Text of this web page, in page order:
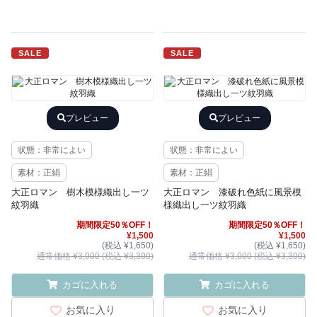
SALE
プレビュー
状態：非常によい
素材：正絹
大正ロマン 樹木模様織出し一ツ
紋羽織
期間限定50％OFF！
¥1,500
(税込 ¥1,650)
通常価格 ¥3,000 (税込 ¥3,300)
カゴに入れる
お気に入り
SALE
プレビュー
状態：非常によい
素材：正絹
大正ロマン 漆破れ色紙に風景模
様織出し一ツ紋羽織
期間限定50％OFF！
¥1,500
(税込 ¥1,650)
通常価格 ¥3,000 (税込 ¥3,300)
カゴに入れる
お気に入り